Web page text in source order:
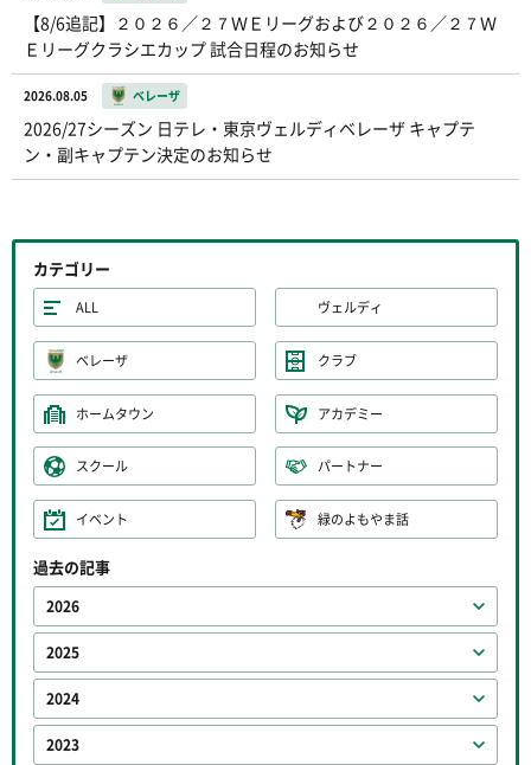
【8/6追記】２０２６／２７ＷＥリーグおよび２０２６／２７Ｗ
Ｅリーグクラシエカップ 試合日程のお知らせ
2026.08.05 ベレーザ
2026/27シーズン 日テレ・東京ヴェルディベレーザ キャプテ
ン・副キャプテン決定のお知らせ
カテゴリー
ALL ヴェルディ
ベレーザ クラブ
ホームタウン アカデミー
スクール パートナー
イベント 緑のよもやま話
過去の記事
2026
2025
2024
2023